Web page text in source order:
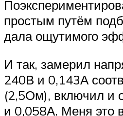
простым путём
дала ощутимого
И так, замерил
240В и 0,143А
(2,5Ом), включил и
и 0,058А. Меня это